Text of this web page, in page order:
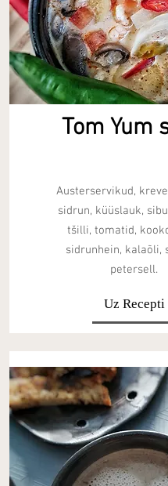
Tom Yum
Austerservikud,
sidrun, küüslauk,
tšilli, tomatid,
sidrunhein, kalaõli,
petersell.
Uz Recepti